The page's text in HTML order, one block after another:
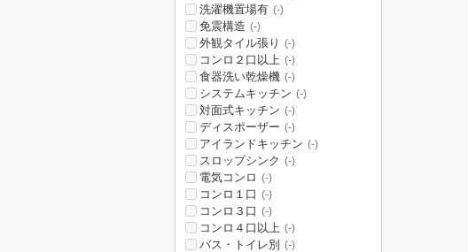
洗濯機置場有 (-)
免震構造 (-)
外観タイル張り (-)
コンロ２口以上 (-)
食器洗い乾燥機 (-)
システムキッチン (-)
対面式キッチン (-)
ディスポーザー (-)
アイランドキッチン (-)
スロップシンク (-)
電気コンロ (-)
コンロ１口 (-)
コンロ３口 (-)
コンロ４口以上 (-)
バス・トイレ別 (-)